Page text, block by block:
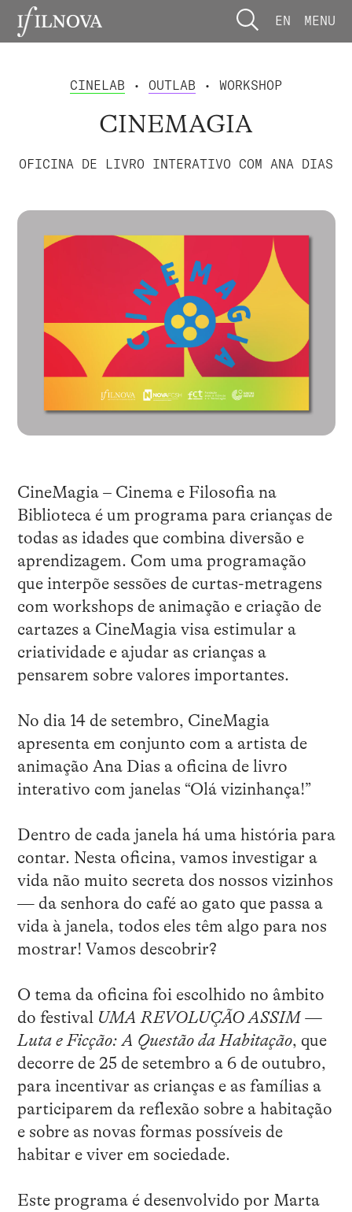
EN MENU
CINELAB • OUTLAB • WORKSHOP
CINEMAGIA
OFICINA DE LIVRO INTERATIVO COM ANA DIAS
CineMagia – Cinema e Filosofia na
Biblioteca é um programa para crianças de
todas as idades que combina diversão e
aprendizagem. Com uma programação
que interpõe sessões de curtas-metragens
com workshops de animação e criação de
cartazes a CineMagia visa estimular a
criatividade e ajudar as crianças a
pensarem sobre valores importantes.
No dia 14 de setembro, CineMagia
apresenta em conjunto com a artista de
animação Ana Dias a oficina de livro
interativo com janelas “Olá vizinhança!”
Dentro de cada janela há uma história para
contar. Nesta oficina, vamos investigar a
vida não muito secreta dos nossos vizinhos
— da senhora do café ao gato que passa a
vida à janela, todos eles têm algo para nos
mostrar! Vamos descobrir?
O tema da oficina foi escolhido no âmbito
do festival UMA REVOLUÇÃO ASSIM —
Luta e Ficção: A Questão da Habitação, que
decorre de 25 de setembro a 6 de outubro,
para incentivar as crianças e as famílias a
participarem da reflexão sobre a habitação
e sobre as novas formas possíveis de
habitar e viver em sociedade.
Este programa é desenvolvido por Marta